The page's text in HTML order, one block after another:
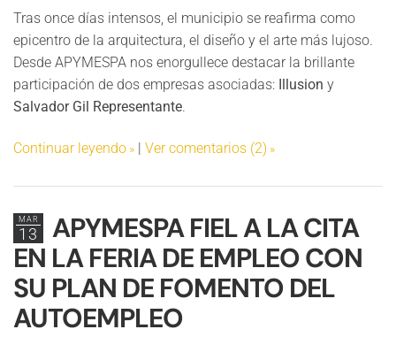
Tras once días intensos, el municipio se reafirma como
epicentro de la arquitectura, el diseño y el arte más lujoso.
Desde APYMESPA nos enorgullece destacar la brillante
participación de dos empresas asociadas:
Illusion y
Salvador Gil Representante.
Continuar leyendo Ver comentarios (2)
MAR
13
APYMESPA FIEL A LA CITA
EN LA FERIA DE EMPLEO CON
SU PLAN DE FOMENTO DEL
AUTOEMPLEO